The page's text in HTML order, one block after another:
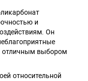
и
Он
отличным выбором
относительной